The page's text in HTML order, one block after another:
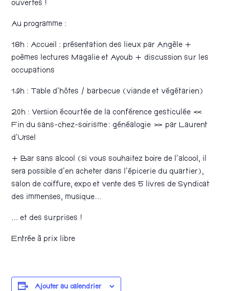
ouvertes !
Au programme :
18h : Accueil : présentation des lieux par Angèle +
poèmes lectures Magalie et Ayoub + discussion sur les
occupations
19h : Table d’hôtes / barbecue (viande et végétarien)
20h : Version écourtée de la conférence gesticulée «
Fin du sans-chez-soirisme : généalogie » par Laurent
d’Ursel
+ Bar sans alcool (si vous souhaitez boire de l’alcool, il
sera possible d’en acheter dans l’épicerie du quartier),
salon de coiffure, expo et vente des 5 livres de Syndicat
des immenses, musique…
… et des surprises !
Entrée à prix libre
Ajouter au calendrier